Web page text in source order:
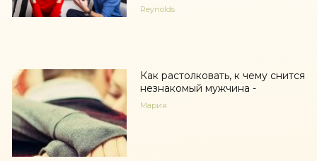
Reynolds
Как растолковать, к чему снится
незнакомый мужчина -
Мария